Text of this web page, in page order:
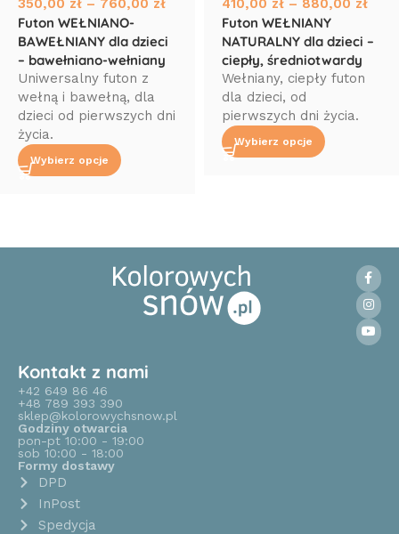
350,00 zł – 760,00 zł
Futon WEŁNIANO-
BAWEŁNIANY dla dzieci
– bawełniano-wełniany
Uniwersalny futon z
wełną i bawełną, dla
dzieci od pierwszych dni
życia.
Wybierz opcje
410,00 zł – 880,00 zł
Futon WEŁNIANY
NATURALNY dla dzieci –
ciepły, średniotwardy
Wełniany, ciepły futon
dla dzieci, od
pierwszych dni życia.
Wybierz opcje
Kontakt z nami
+42 649 86 46
+48 789 393 390
sklep@kolorowychsnow.pl
Godziny otwarcia
pon-pt 10:00 - 19:00
sob 10:00 - 18:00
Formy dostawy
DPD
InPost
Spedycja